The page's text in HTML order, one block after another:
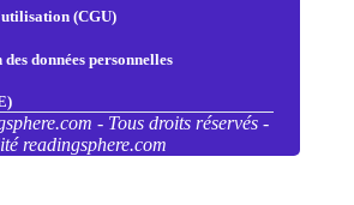
(CGU)
données personnelles
- Tous droits réservés -
readingsphere.com